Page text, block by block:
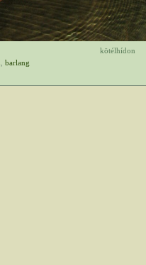
kötélhídon
barlang